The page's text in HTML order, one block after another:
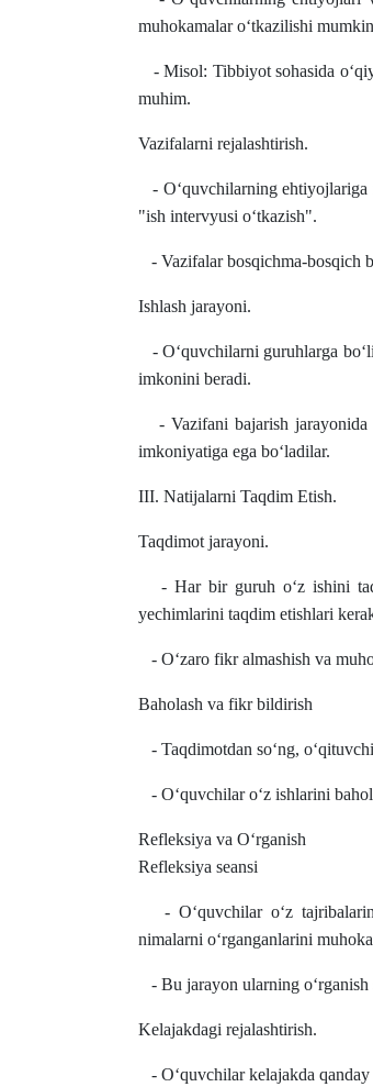
muhokamalar o‘tkazilishi
- Misol: Tibbiyot sohasida
muhim.
Vazifalarni rejalashtirish.
- O‘quvchilarning ehtiyojlariga
"ish intervyusi o‘tkazish".
- Vazifalar bosqichma-bosqich
Ishlash jarayoni.
- O‘quvchilarni guruhlarga
imkonini beradi.
- Vazifani bajarish jarayonida
imkoniyatiga ega bo‘ladilar.
III. Natijalarni Taqdim Etish.
Taqdimot jarayoni.
- Har bir guruh o‘z ishini
yechimlarini taqdim etishlari
- O‘zaro fikr almashish va
Baholash va fikr bildirish
- Taqdimotdan so‘ng,
- O‘quvchilar o‘z ishlarini
Refleksiya va O‘rganish
Refleksiya seansi
- O‘quvchilar o‘z
nimalarni o‘rganganlarini
- Bu jarayon ularning
Kelajakdagi rejalashtirish.
- O‘quvchilar kelajakda